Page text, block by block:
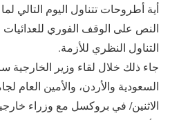
أية أطروحات تتناول اليوم التالي
النص على الوقف الفوري
التناول النظري للأزمة.
جاء ذلك خلال لقاء وزير
السعودية والأردن، والأمين العام
الاثنين/ في بروكسل مع وزراء